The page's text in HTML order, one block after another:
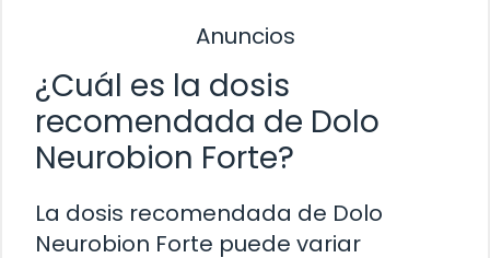
Anuncios
¿Cuál es la dosis
recomendada de Dolo
Neurobion Forte?
La dosis recomendada de Dolo
Neurobion Forte puede variar